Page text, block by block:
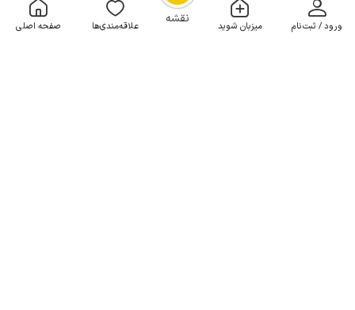
نقشه ورود / ثبت‌نام میزبان شوید علاقه‌مندی‌ها صفحه اصلی
OpenStreetMap